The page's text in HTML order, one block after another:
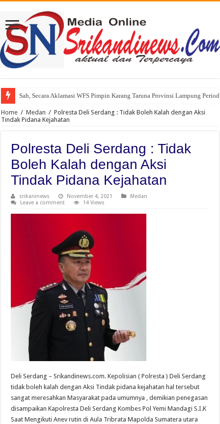
Sah, Secara Aklamasi WFS Pimpin Karang Taruna Provinsi Lampung
234 SC Kota Bandung Gelar Aksi Berbagi Sembako, Ringankan Beban
Home / Medan / Polresta Deli Serdang : Tidak Boleh Kalah dengan Aksi
Tindak Pidana Kejahatan
Polresta Deli Serdang : Tidak
Boleh Kalah dengan Aksi
Tindak Pidana Kejahatan
srikaninews November 4, 2021
Medan
Leave a comment
14 Views
Deli Serdang – Srikandinews.com. Kepolisian ( Polresta ) Deli Serdang
tidak boleh kalah dengan Aksi Tindak pidana kejahatan hal tersebut
sangat meresahkan Masyarakat pada umumnya , demikian penegasan
disampaikan Kapolresta Deli Serdang Kombes Pol Yemi Mandagi S.I.K
Saat Mengikuti Anev rutin di Aula Tribrata Mapolda Sumatera utara